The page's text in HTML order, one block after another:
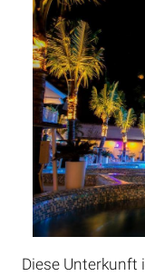
Diese Unterkunft